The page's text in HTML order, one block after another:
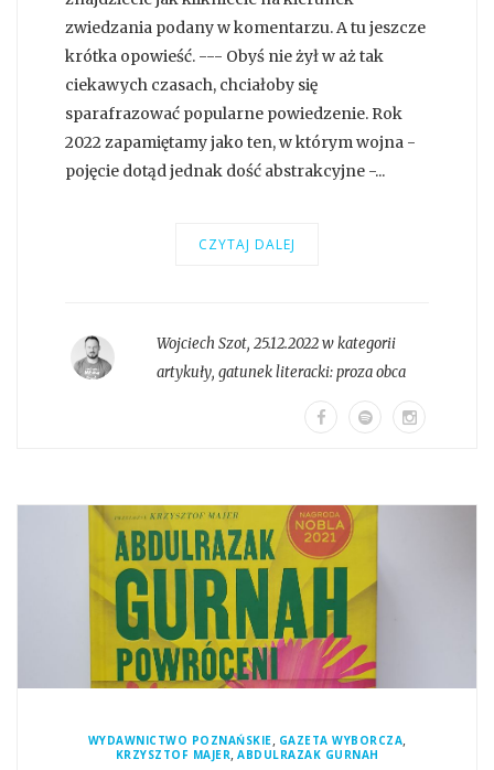
zwiedzania podany w komentarzu. A tu jeszcze
krótka opowieść. --- Obyś nie żył w aż tak
ciekawych czasach, chciałoby się
sparafrazować popularne powiedzenie. Rok
2022 zapamiętamy jako ten, w którym wojna -
pojęcie dotąd jednak dość abstrakcyjne -...
CZYTAJ DALEJ
Wojciech Szot, 25.12.2022 w kategorii
artykuły, gatunek literacki:proza obca
WYDAWNICTWO POZNAŃSKIE, GAZETA WYBORCZA,
KRZYSZTOF MAJER, ABDULRAZAK GURNAH